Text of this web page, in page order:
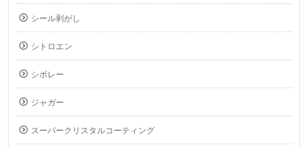
シール剥がし
シトロエン
シボレー
ジャガー
スーパークリスタルコーティング